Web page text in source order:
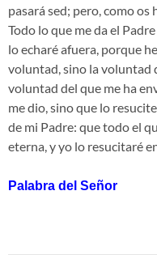
pasará sed; pero, como os
Todo lo que me da el
lo echaré afuera, porque
voluntad, sino la voluntad
voluntad del que me ha
me dio, sino que lo
de mi Padre: que todo el
eterna, y yo lo resucitaré
Palabra del Señor